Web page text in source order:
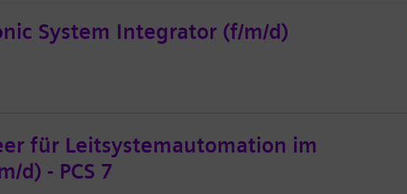
System Integrator (f/m/d)
für Leitsystemautomation im
d) - PCS 7